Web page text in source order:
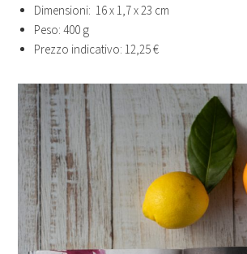
Dimensioni: 16 x 1,7 x 23 cm
Peso: 400 g
Prezzo indicativo: 12,25 €